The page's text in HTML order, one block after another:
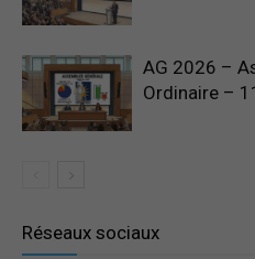
AG 2026 –
Ordinaire –
Réseaux sociaux